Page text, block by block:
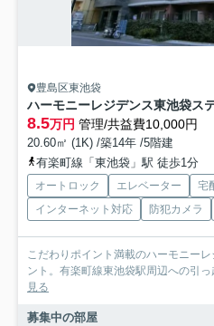
豊島区東池袋
8.5万円 管理/共益費10,000円
20.60㎡ (1K) /築14年 /5階建
有楽町線「東池袋」駅 徒歩1分
オートロック エレベーター
宅
インターネット対応
防犯カメラ
こだわりポイント満載のハーモニー
ント。有楽町線東池袋駅周辺への引
見る
募集中の部屋